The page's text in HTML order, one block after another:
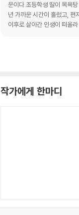
문이다.초등학생 딸이 목욕
년 가까운 시간이 흘렀고, 편
이후로 살아간 인생이 떠올
작가에게 한마디